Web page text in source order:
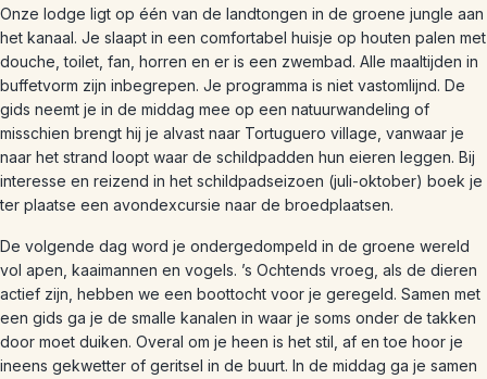
Onze lodge ligt op één van de landtongen in de groene jungle aan
het kanaal. Je slaapt in een comfortabel huisje op houten palen met
douche, toilet, fan, horren en er is een zwembad. Alle maaltijden in
buffetvorm zijn inbegrepen. Je programma is niet vastomlijnd. De
gids neemt je in de middag mee op een natuurwandeling of
misschien brengt hij je alvast naar Tortuguero village, vanwaar je
naar het strand loopt waar de schildpadden hun eieren leggen. Bij
interesse en reizend in het schildpadseizoen (juli-oktober) boek je
ter plaatse een avondexcursie naar de broedplaatsen.
De volgende dag word je ondergedompeld in de groene wereld
vol apen, kaaimannen en vogels. ’s Ochtends vroeg, als de dieren
actief zijn, hebben we een boottocht voor je geregeld. Samen met
een gids ga je de smalle kanalen in waar je soms onder de takken
door moet duiken. Overal om je heen is het stil, af en toe hoor je
ineens gekwetter of geritsel in de buurt. In de middag ga je samen